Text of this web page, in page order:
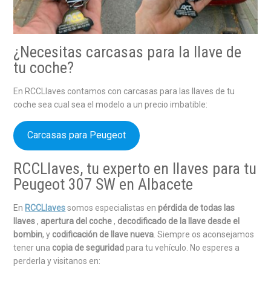
¿Necesitas carcasas para la llave de
tu coche?
En RCCLlaves contamos con carcasas para las llaves de tu
coche sea cual sea el modelo a un precio imbatible:
Carcasas para Peugeot
RCCLlaves, tu experto en llaves para tu
Peugeot 307 SW en Albacete
En RCCLlavessomos especialistas enpérdida de todas las
llaves, apertura del coche, decodificado de la llave desde el
bombin, y codificación de llave nueva . Siempre os aconsejamos
tener una copia de seguridadpara tu vehículo. No esperes a
perderla y visitanos en: